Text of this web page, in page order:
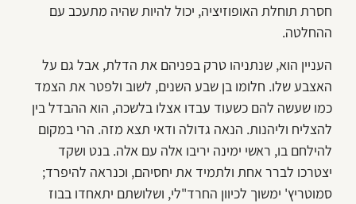
חסרת תוחלת האופוזיציה, יכול להיות שהיה מתעכב עם
ההחלטה.
העניין הוא, שנתניהו טרק בפניהם את הדלת, אבל גם על
האצבע שלו. חלומו בן שבע השנים, לשוב ולפטר את הצמד
כמו שעשה להם כשעוד עבדו אצלו בלשכה, הוא ההבדל בין
להצליח וליהנות. הנאה גדולה ודאי תצא מזה. הרי במקום
להילחם בו, ראשי ימינה יריבו אלה עם אלה. בנט ושקד
יצטרכו לברר אחת ולתמיד את יחסיהם, וכנראה להיפרד;
סמוטריץ' ימשוך לכיוון החרד"לי, ושלושתם יתאחדו בבוז